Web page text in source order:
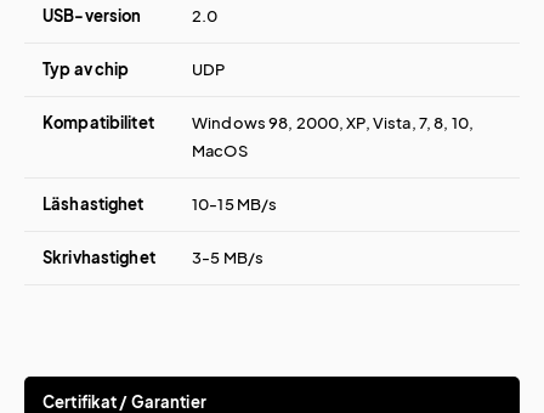
USB-version 2.0
Typ av chip UDP
Kompatibilitet
Windows 98, 2000, XP, Vista, 7, 8, 10,
MacOS
Läshastighet 10-15 MB/s
Skrivhastighet 3-5 MB/s
Certifikat / Garantier